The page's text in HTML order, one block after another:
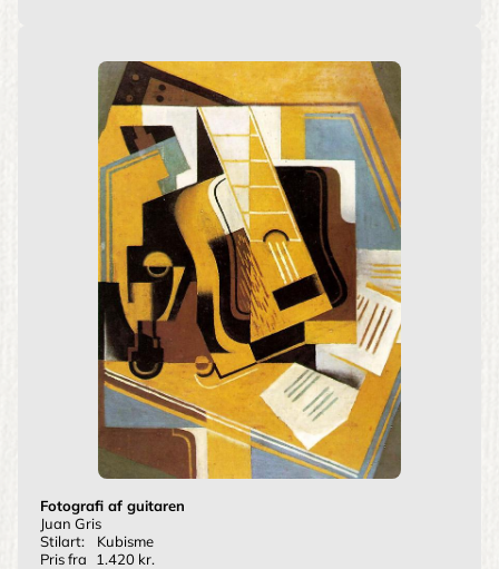
Fotografi af guitaren
Juan Gris
Stilart:
Kubisme
Pris fra
1.420 kr.